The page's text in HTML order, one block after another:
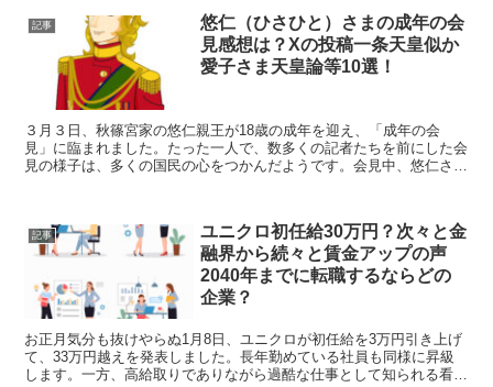
記事
悠仁（ひさひと）さまの成年の会
見感想は？Xの投稿一条天皇似か
愛子さま天皇論等10選！
３月３日、秋篠宮家の悠仁親王が18歳の成年を迎え、「成年の会
見」に臨まれました。たった一人で、数多くの記者たちを前にした会
見の様子は、多くの国民の心をつかんだようです。会見中、悠仁さま
記事
ユニクロ初任給30万円？次々と金
融界から続々と賃金アップの声
2040年までに転職するならどの
企業？
お正月気分も抜けやらぬ1月8日、ユニクロが初任給を3万円引き上げ
て、33万円越えを発表しました。長年勤めている社員も同様に昇級
します。一方、高給取りでありながら過酷な仕事として知られる看護